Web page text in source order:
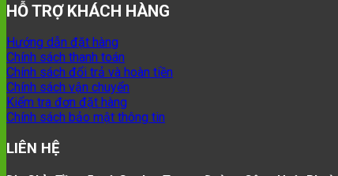
HỖ TRỢ KHÁCH HÀNG
Hướng dẫn đặt hàng
Chính sách thanh toán
Chính sách đổi trả và hoàn tiền
Chính sách vận chuyển
Kiểm tra đơn đặt hàng
Chính sách bảo mật thông tin
LIÊN HỆ